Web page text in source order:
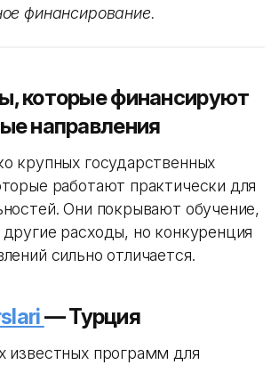
финансирование.
которые финансируют
направления
крупных государственных
работают практически для
Они покрывают обучение,
расходы, но конкуренция
сильно отличается.
— Турция
известных программ для